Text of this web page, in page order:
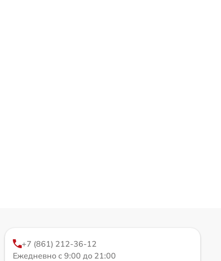
+7 (861) 212-36-12
Ежедневно с 9:00 до 21:00